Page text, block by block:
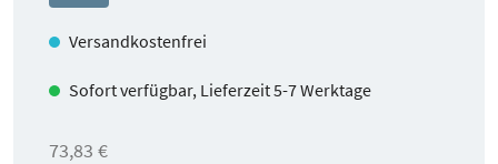
Versandkostenfrei
Sofort verfügbar, Lieferzeit 5-7 Werktage
73,83 €